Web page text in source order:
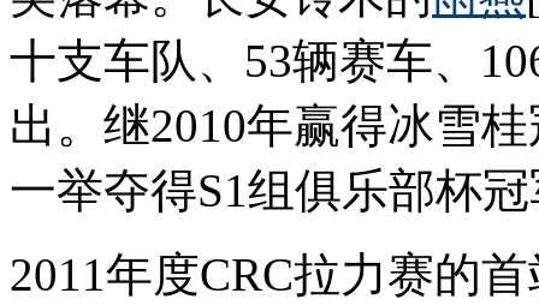
十支车队、53辆赛车、
出。继2010年赢得冰雪
一举夺得S1组俱乐部杯
2011年度CRC拉力赛的